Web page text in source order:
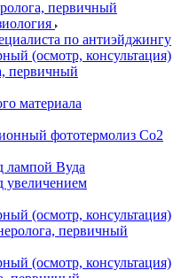
первичный
по антиэйджингу
(осмотр, консультация)
первичный
материала
фототермолиз Со2
лампой Вуда
увеличением
(осмотр, консультация)
первичный
(осмотр, консультация)